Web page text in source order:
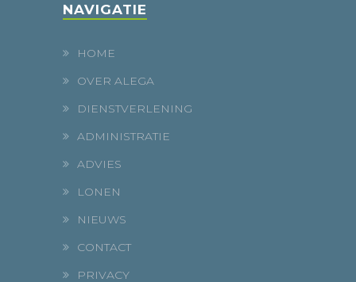
NAVIGATIE
HOME
OVER ALEGA
DIENSTVERLENING
ADMINISTRATIE
ADVIES
LONEN
NIEUWS
CONTACT
PRIVACY